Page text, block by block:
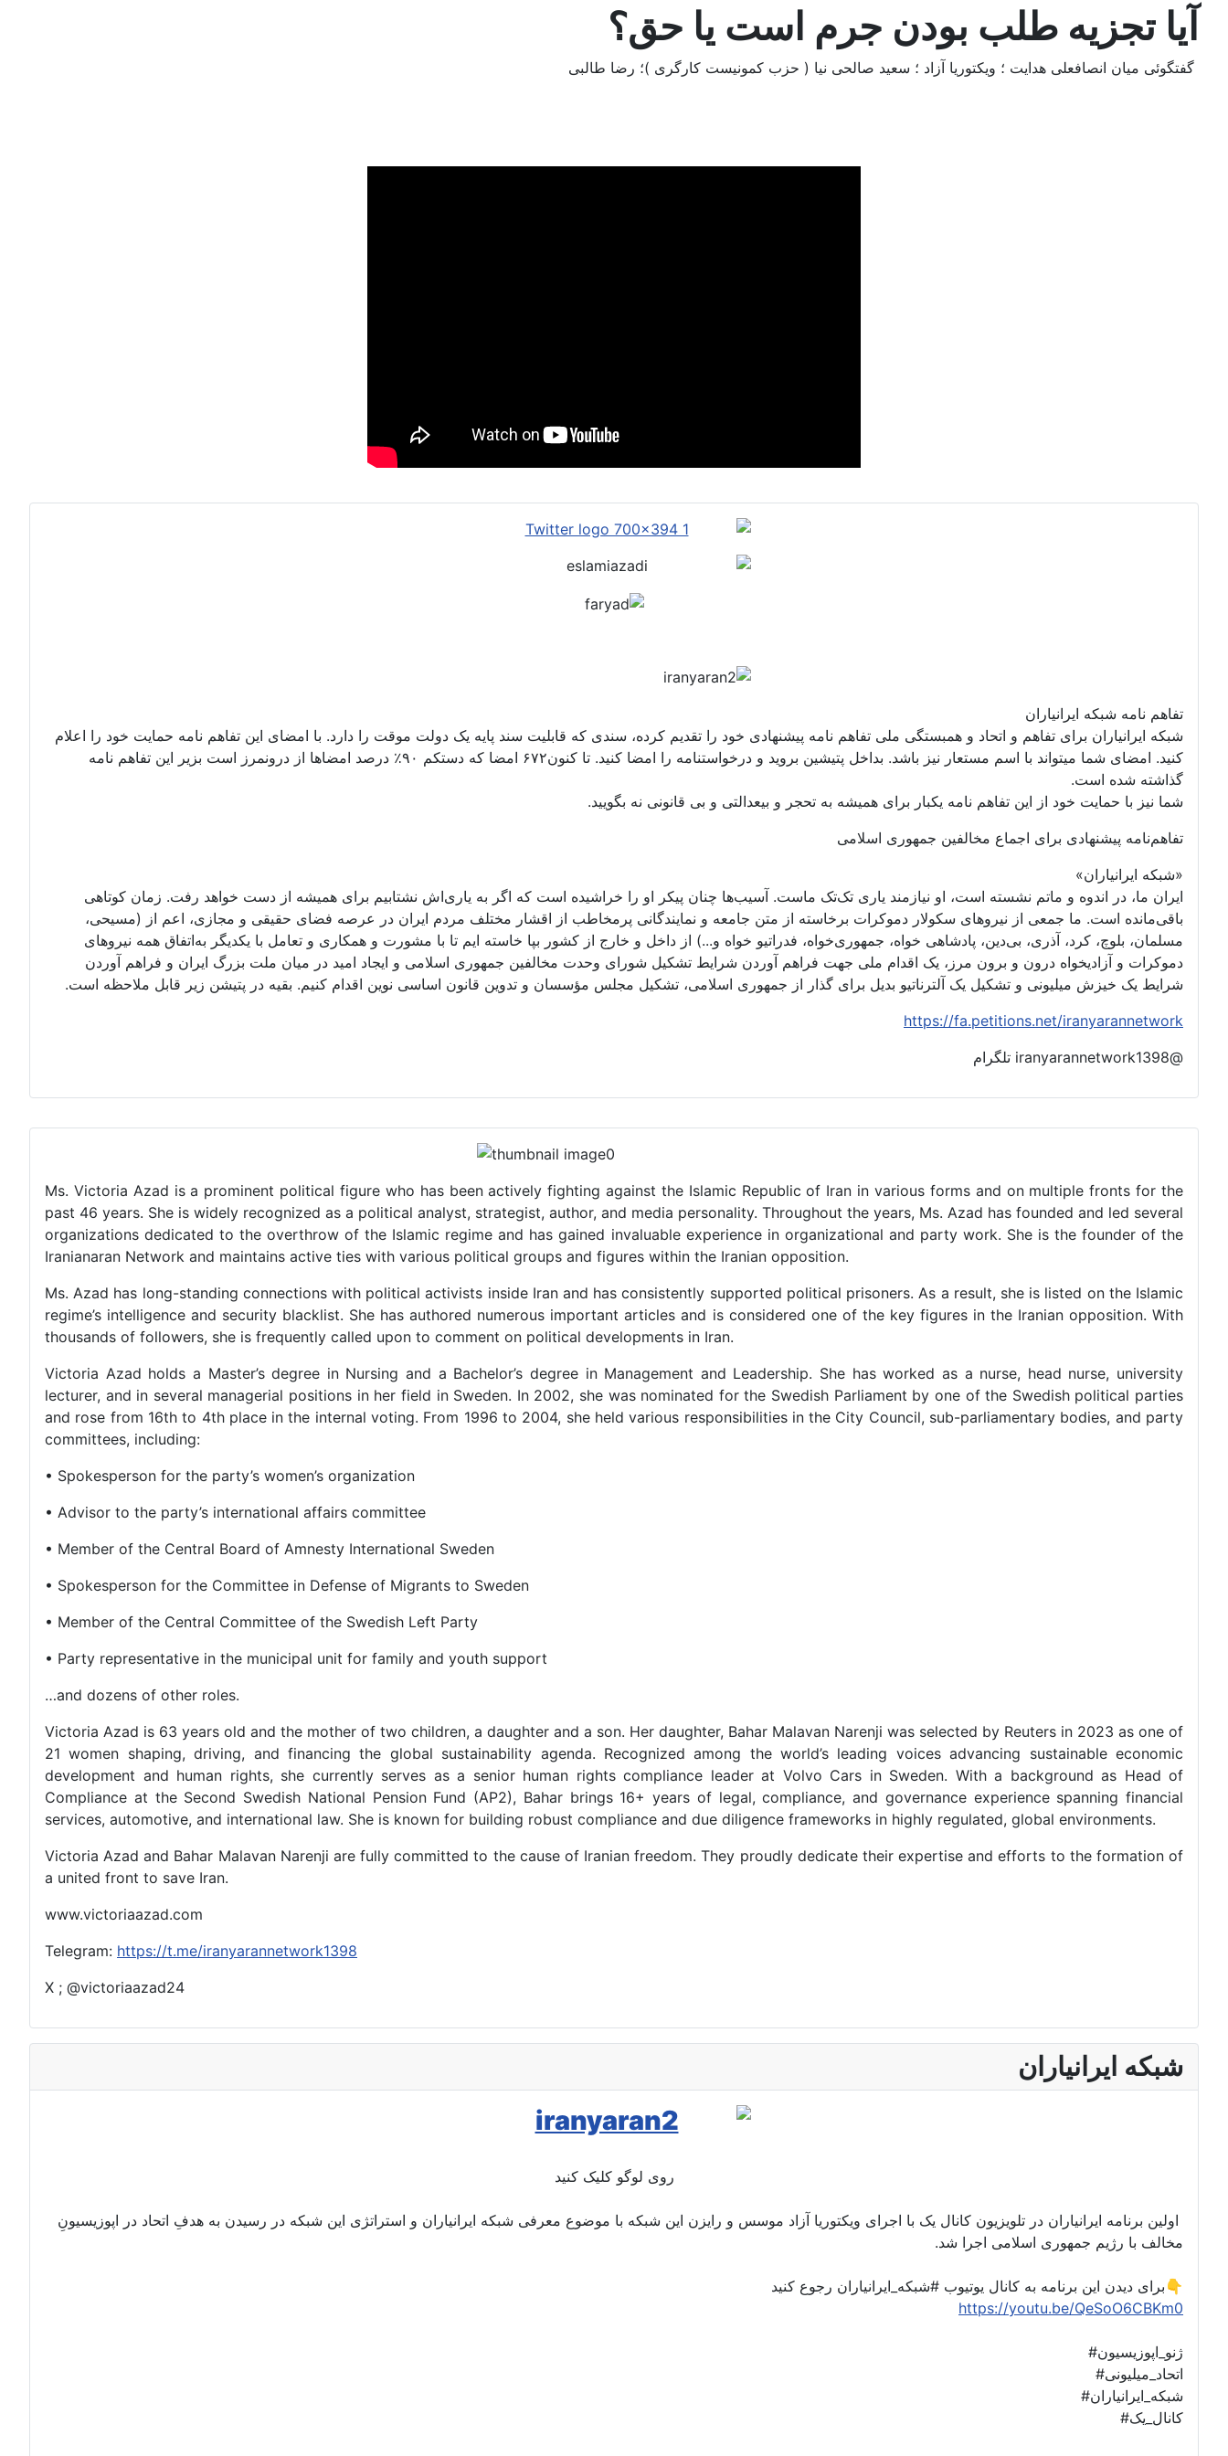
Ms. Victoria Azad is a prominent political figure who has been actively fighting against the Islamic Republic of Iran in various forms and on multiple fronts for the
past 46 years. She is widely recognized as a political analyst, strategist, author, and media personality. Throughout the years, Ms. Azad has founded and led several
organizations dedicated to the overthrow of the Islamic regime and has gained invaluable experience in organizational and party work. She is the founder of the
Iranianaran Network and maintains active ties with various political groups and figures within the Iranian opposition.
Ms. Azad has long-standing connections with political activists inside Iran and has consistently supported political prisoners. As a result, she is listed on the Islamic
regime’s intelligence and security blacklist. She has authored numerous important articles and is considered one of the key figures in the Iranian opposition. With
thousands of followers, she is frequently called upon to comment on political developments in Iran.
Victoria Azad holds a Master’s degree in Nursing and a Bachelor’s degree in Management and Leadership. She has worked as a nurse, head nurse, university
lecturer, and in several managerial positions in her field in Sweden. In 2002, she was nominated for the Swedish Parliament by one of the Swedish political parties
and rose from 16th to 4th place in the internal voting. From 1996 to 2004, she held various responsibilities in the City Council, sub-parliamentary bodies, and party
committees, including:
• Spokesperson for the party’s women’s organization
• Advisor to the party’s international affairs committee
• Member of the Central Board of Amnesty International Sweden
• Spokesperson for the Committee in Defense of Migrants to Sweden
• Member of the Central Committee of the Swedish Left Party
• Party representative in the municipal unit for family and youth support
…and dozens of other roles.
Victoria Azad is 63 years old and the mother of two children, a daughter and a son. Her daughter, Bahar Malavan Narenji was selected by Reuters in 2023 as one of
21 women shaping, driving, and financing the global sustainability agenda. Recognized among the world’s leading voices advancing sustainable economic
development and human rights, she currently serves as a senior human rights compliance leader at Volvo Cars in Sweden. With a background as Head of
Compliance at the Second Swedish National Pension Fund (AP2), Bahar brings 16+ years of legal, compliance, and governance experience spanning financial
services, automotive, and international law. She is known for building robust compliance and due diligence frameworks in highly regulated, global environments.
Victoria Azad and Bahar Malavan Narenji are fully committed to the cause of Iranian freedom. They proudly dedicate their expertise and efforts to the formation of
a united front to save Iran.
www.victoriaazad.com
Telegram: https://t.me/iranyarannetwork1398
X ; @victoriaazad24
شبکه ایرانیاران
روی لوگو کلیک کنید
اولین برنامه ایرانیاران در تلویزیون کانال یک با اجرای ویکتوریا آزاد موسس و رایزن این شبکه با موضوع معرفی شبکه ایرانیاران و استراتژی این شبکه در رسیدن به هدفِ اتحاد در اپوزیسیونِ
مخالف با رژیم جمهوری اسلامی اجرا شد.
برای دیدن این برنامه به کانال یوتیوب #شبکه_ایرانیاران رجوع کنید👇
https://youtu.be/QeSoO6CBKm0
#ژنو_اپوزیسیون
#اتحاد_میلیونی
#شبکه_ایرانیاران
#کانال_یک
آيا تجزيه طلب بودن جرم است يا حق؟
گفتگوئی میان انصافعلی هدایت ؛ ویکتوریا آزاد ؛ سعید صالحی نیا ( حزب کمونیست کارگری )؛ رضا طالبی
تفاهم نامه شبکه ایرانیاران
شبکه ایرانیاران برای تفاهم و اتحاد و همبستگی ملی تفاهم نامه پیشنهادی خود را تقدیم کرده، سندی که قابلیت سند پایه یک دولت موقت را دارد. با امضای این تفاهم نامه حمایت خود را اعلام
کنید. امضای شما میتواند با اسم مستعار نیز باشد. بداخل پتیشین بروید و درخواستنامه را امضا کنید. تا کنون۶۷۲ امضا که دستکم ۹۰٪ درصد امضاها از درونمرز است بزیر این تفاهم نامه
گذاشته شده است.
شما نیز با حمایت خود از این تفاهم نامه یکبار برای همیشه به تحجر و بیعدالتی و بی قانونی نه بگویید.
تفاهم‌نامه پیشنهادی برای اجماع مخالفین جمهوری اسلامی
«شبکه ایرانیاران»
ایران ما، در اندوه و ماتم نشسته است، او نیازمند یاری تک‌تک ماست. آسیب‌ها چنان پیکر او را خراشیده است که اگر به یاری‌اش نشتابیم برای همیشه از دست خواهد رفت. زمان کوتاهی
باقی‌مانده است. ما جمعی از نیروهای سکولار دموکرات برخاسته از متن جامعه و نمایندگانی پرمخاطب از اقشار مختلف مردم ایران در عرصه فضای حقیقی و مجازی، اعم از (مسیحی،
مسلمان، بلوچ، کرد، آذری، بی‌دین، پادشاهی خواه، جمهوری‌خواه، فدراتیو خواه و...) از داخل و خارج از کشور بپا خاسته ایم تا با مشورت و همکاری و تعامل با یکدیگر به‌اتفاق همه نیروهای
دموکرات و آزادیخواه درون و برون مرز، یک اقدام ملی جهت فراهم آوردن شرایط تشکیل شورای وحدت مخالفین جمهوری اسلامی و ایجاد امید در میان ملت بزرگ ایران و فراهم آوردن
شرایط یک خیزش میلیونی و تشکیل یک آلترناتیو بدیل برای گذار از جمهوری اسلامی، تشکیل مجلس مؤسسان و تدوین قانون اساسی نوین اقدام کنیم. بقیه در پتیشن زیر قابل ملاحظه است.
https://fa.petitions.net/iranyarannetwork
@iranyarannetwork1398 تلگرام